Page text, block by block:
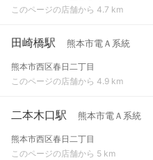
このページの店舗から 4.7 km
田崎橋駅 熊本市電Ａ系統
熊本市西区春日二丁目
このページの店舗から 4.9 km
二本木口駅 熊本市電Ａ系統
熊本市西区春日二丁目
このページの店舗から 5 km